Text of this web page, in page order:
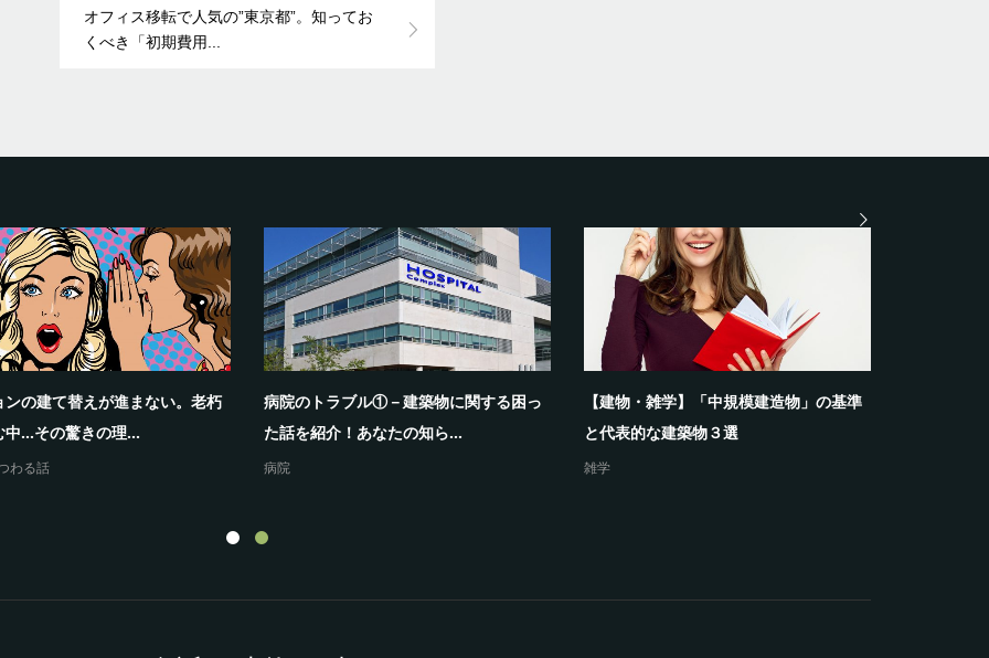
オフィス移転で人気の”東京都”。知ってお
くべき「初期費用...
ンの建て替えが進まない。老朽
中…その驚きの理...
わる話
病院のトラブル①－建築物に関する困っ
た話を紹介！あなたの知ら...
病院
【建物・雑学】「中規模建造物」の基準
と代表的な建築物３選
雑学